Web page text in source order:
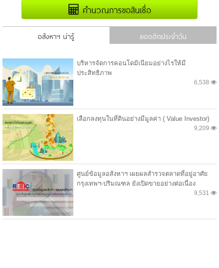
คำนวณการขอสินเชื่อ
อสังหาฯ น่ารู้ ยอดฮิตประจำวัน
บริหารจัดการคอนโดมิเนียมอย่างไรให้มี
ประสิทธิภาพ
6,538
เลือกลงทุนในที่ดินอย่างมีมูลค่า ( Value Investor)
9,209
ศูนย์ข้อมูลอสังหาฯ เผยผลสำรวจตลาดที่อยู่อาศัย
กรุงเทพฯ-ปริมณฑล ยังเปิดขายอย่างต่อเนื่อง
9,531